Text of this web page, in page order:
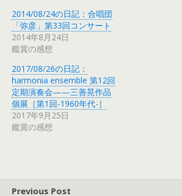
2014/08/24の日記：合唱団
「弥彦」第33回コンサート
2014年8月24日
鑑賞の感想
2017/08/26の日記：
harmonia ensemble 第12回
定期演奏会——三善晃作品
個展［第1回-1960年代-］
2017年9月25日
鑑賞の感想
Previous Post